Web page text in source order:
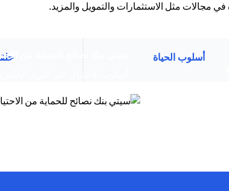
مجالات مثل الاستثمارات والتمويل والمزيد.
أسلوب الحياة سيتي بنك نصائح للحماية من
أسلوب الاحتيال عبر البريد